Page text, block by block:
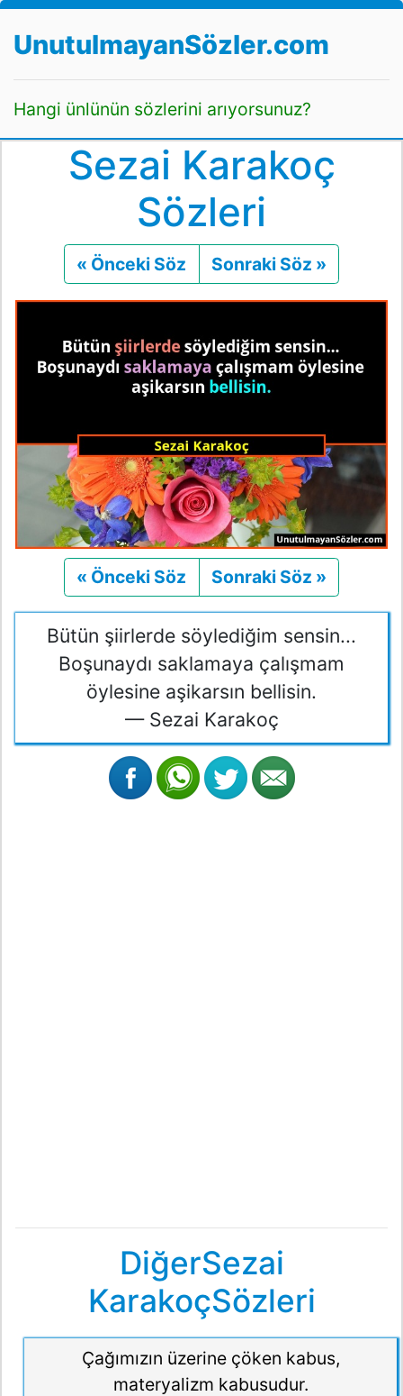
UnutulmayanSözler.com
Hangi ünlünün sözlerini arıyorsunuz?
Sezai Karakoç
Sözleri
« Önceki Söz Önceki
Sonraki Söz »
« Önceki Söz Önceki
Sonraki Söz »
Bütün şiirlerde söylediğim sensin...
Boşunaydı saklamaya çalışmam
öylesine aşikarsın bellisin.
— Sezai Karakoç
DiğerSezai
KarakoçSözleri
Çağımızın üzerine çöken kabus,
materyalizm kabusudur.